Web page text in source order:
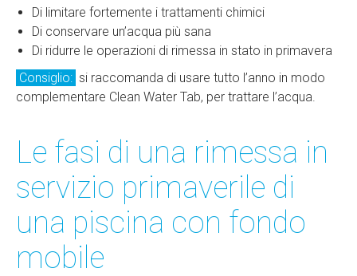
Di limitare fortemente i trattamenti chimici
Di conservare un’acqua più sana
Di ridurre le operazioni di rimessa in stato in primavera
Consiglio: si raccomanda di usare tutto l’anno in modo
complementare Clean Water Tab, per trattare l’acqua.
Le fasi di una rimessa in
servizio primaverile di
una piscina con fondo
mobile